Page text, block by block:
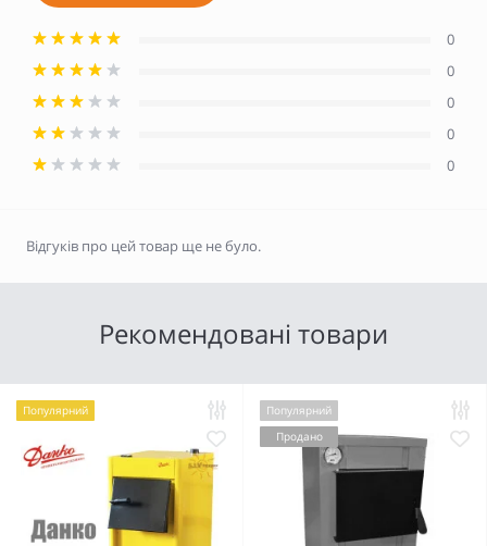
0
0
0
0
0
Відгуків про цей товар ще не було.
Рекомендовані товари
Популярний
Популярний
Продано